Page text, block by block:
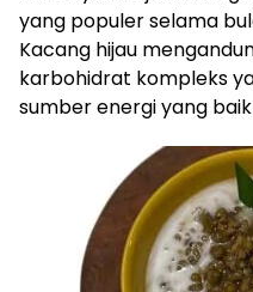
yang populer selama
Kacang hijau
karbohidrat kompleks
sumber energi yang